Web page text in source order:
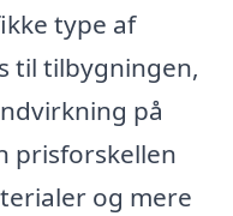
type af
til tilbygningen,
på
prisforskellen
og mere